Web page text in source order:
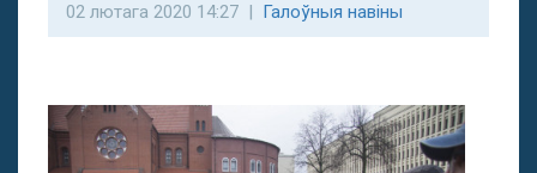
02 лютага 2020 14:27 | Галоўныя навіны